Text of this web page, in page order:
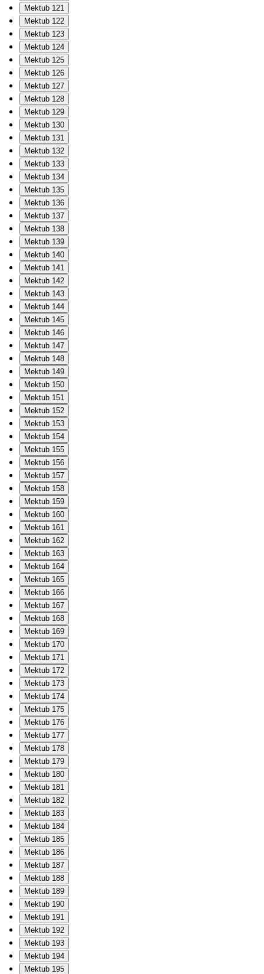
Mektub 121
Mektub 122
Mektub 123
Mektub 124
Mektub 125
Mektub 126
Mektub 127
Mektub 128
Mektub 129
Mektub 130
Mektub 131
Mektub 132
Mektub 133
Mektub 134
Mektub 135
Mektub 136
Mektub 137
Mektub 138
Mektub 139
Mektub 140
Mektub 141
Mektub 142
Mektub 143
Mektub 144
Mektub 145
Mektub 146
Mektub 147
Mektub 148
Mektub 149
Mektub 150
Mektub 151
Mektub 152
Mektub 153
Mektub 154
Mektub 155
Mektub 156
Mektub 157
Mektub 158
Mektub 159
Mektub 160
Mektub 161
Mektub 162
Mektub 163
Mektub 164
Mektub 165
Mektub 166
Mektub 167
Mektub 168
Mektub 169
Mektub 170
Mektub 171
Mektub 172
Mektub 173
Mektub 174
Mektub 175
Mektub 176
Mektub 177
Mektub 178
Mektub 179
Mektub 180
Mektub 181
Mektub 182
Mektub 183
Mektub 184
Mektub 185
Mektub 186
Mektub 187
Mektub 188
Mektub 189
Mektub 190
Mektub 191
Mektub 192
Mektub 193
Mektub 194
Mektub 195